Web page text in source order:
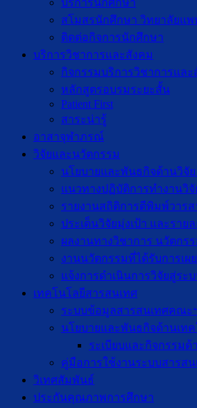
บริการนักศึกษา
สโมสรนักศึกษา วิทยาลัยแ
ติดต่อกิจการนักศึกษา
บริการวิชาการและสังคม
กิจกรรมบริการวิชาการและ
หลักสูตรอบรมระยะสั้น
Patient First
สาระน่ารู้
อาสาจุฬาภรณ์
วิจัยและนวัตกรรม
นโยบายและพันธกิจด้านวิจั
แนวทางปฏิบัติการทำงานวิ
รายงานสถิติการตีพิมพ์วารส
ประเด็นวิจัยมุ่งเป้า และราย
ผลงานทางวิชาการ นวัตกร
งานนวัตกรรมที่ได้รับการเผ
แจ้งการดำเนินการวิจัยสู่ระ
เทคโนโลยีสารสนเทศ
ระบบข้อมูลสารสนเทศคณะ
นโยบายและพันธกิจด้านเท
ระเบียบและกิจกรรม
คู่มือการใช้งานระบบสารส
วิเทศสัมพันธ์
ประกันคุณภาพการศึกษา